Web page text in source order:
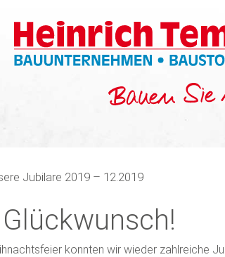
Jubilare 2019 – 12.2019
konnten wir wieder zahlreiche